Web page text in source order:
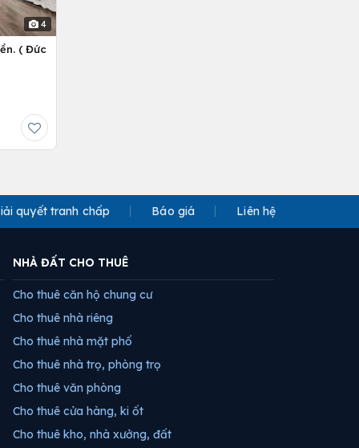
4
( Đức
quyết tranh chấp Báo giá Liên hệ
NHÀ ĐẤT CHO THUÊ
Cho thuê căn hộ chung cư
Cho thuê nhà riêng
Cho thuê nhà mặt phố
Cho thuê nhà trọ, phòng trọ
Cho thuê văn phòng
Cho thuê cửa hàng, ki ốt
Cho thuê kho, nhà xưởng, đất